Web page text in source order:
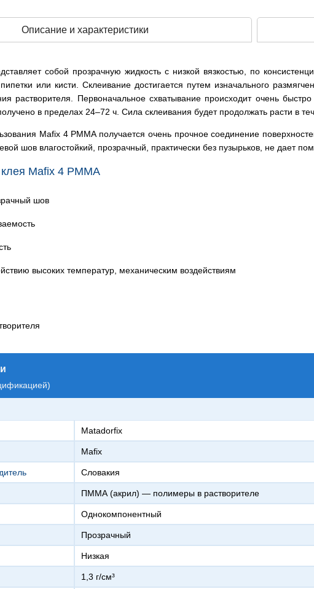
Описание и характеристики
собой прозрачную жидкость с низкой вязкостью, по
или кисти. Склеивание достигается путем изначального
растворителя. Первоначальное схватывание происходит очень
в пределах 24–72 ч. Сила склеивания будет продолжать расти в
Mafix 4 PMMA получается очень прочное соединение
шов влагостойкий, прозрачный, практически без пузырьков, не дает
Mafix 4 PMMA
шов
высоких температур, механическим воздействиям
Matadorfix
Mafix
Словакия
ПММА (акрил) — полимеры в растворителе
Однокомпонентный
Прозрачный
Низкая
1,3 г/cм³